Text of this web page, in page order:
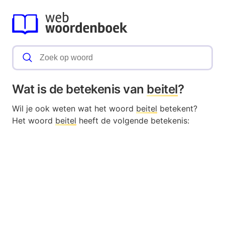
Wat is de betekenis van beitel?
Wil je ook weten wat het woord beitel betekent?
Het woord beitel heeft de volgende betekenis: